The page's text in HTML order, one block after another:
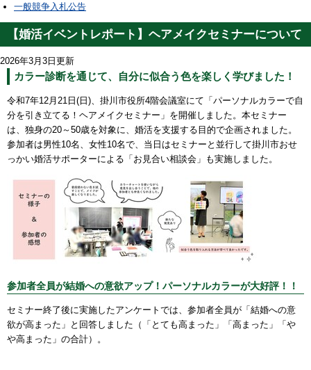
一般競争入札公告
【婚活イベントレポート】ヘアメイクセミナーについて
2026年3月3日更新
カラー診断を通じて、自分に似合う色を楽しく学びました！
令和7年12月21日(日)、掛川市役所4階会議室にて「パーソナルカラーで自
分を引き立てる！ヘアメイクセミナー」を開催しました。本セミナー
は、独身の20～50歳を対象に、婚活を支援する目的で企画されました。
参加者は男性10名、女性10名で、当日はセミナーと並行して掛川市おせ
っかい婚活サポーターによる「お見合い相談会」も実施しました。
参加者全員が結婚への意欲アップ！パーソナルカラーが大好評！！
セミナー終了後に実施したアンケートでは、 参加者全員が「結婚への意
欲が高まった」 と回答しました（「とても高まった」「高まった」「や
や高まった」の合計）。